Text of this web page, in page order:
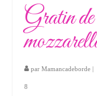
Gratin
par Mamancadeborde |
8